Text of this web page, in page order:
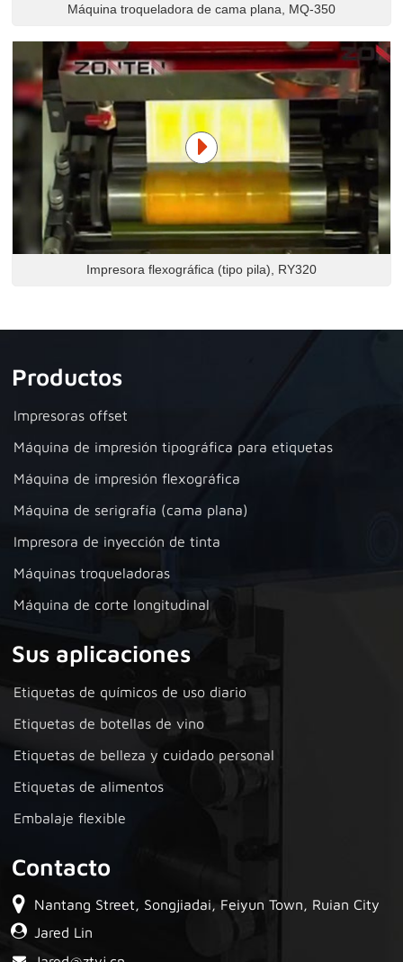
Máquina troqueladora de cama plana, MQ-350
Impresora flexográfica (tipo pila), RY320
Productos
Impresoras offset
Máquina de impresión tipográfica para etiquetas
Máquina de impresión flexográfica
Máquina de serigrafía (cama plana)
Impresora de inyección de tinta
Máquinas troqueladoras
Máquina de corte longitudinal
Sus aplicaciones
Etiquetas de químicos de uso diario
Etiquetas de botellas de vino
Etiquetas de belleza y cuidado personal
Etiquetas de alimentos
Embalaje flexible
Contacto
Nantang Street, Songjiadai, Feiyun Town, Ruian City
Jared Lin